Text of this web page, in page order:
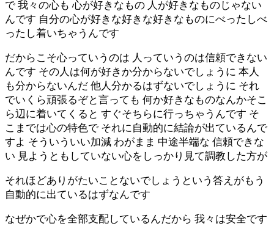
で 我々の心も 心が好きなもの 人が好きなものじゃない
んです 自分の心が好きな好きな好きなものにべったしべ
ったし着いちゃうんです
だからこそ心っていうのは 人っていうのは信頼できない
んです その人は何が好きか分からないでしょうに 本人
も分からないんだ 他人分かるはずないでしょうに それ
でいくら頑張るぞと言っても 何か好きなものなんかそこ
ら辺に着いてくると すぐそちらに行っちゃうんです そ
こまでは心の特色で それに自動的に結論が出ているんで
すよ そういういい加減 わがまま 中途半端な 信頼できな
い 見ようともしていない心をしっかり見て調教した方が
それほどありがたいことないでしょうという答えがもう
自動的に出ているはずなんです
なぜかで心を全部支配しているんだから 我々は安全です